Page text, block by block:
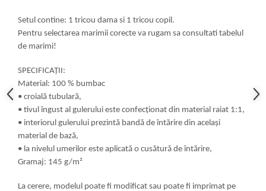
Setul contine: 1 tricou dama si 1 tricou copil.
Pentru selectarea marimii corecte va rugam sa consultati tabelul
de marimi!
SPECIFICAȚII:
Material: 100 % bumbac
• croială tubulară,
• tivul îngust al gulerului este confecționat din material raiat 1:1,
• interiorul gulerului prezintă bandă de întărire din același
material de bază,
• la nivelul umerilor este aplicată o cusătură de întărire,
Gramaj: 145 g/m²
La cerere, modelul poate fi modificat sau poate fi imprimat pe